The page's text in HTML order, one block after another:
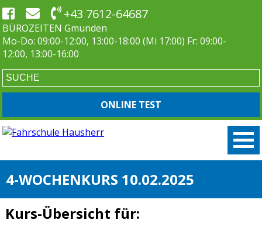
+43 7612-64687
BÜROZEITEN Gmunden
Mo-Do: 09:00-12:00, 13:00-18:00 (Mi 17:00) Fr: 09:00-
12:00, 13:00-16:00
ONLINE TEST
4-WOCHENKURS 10.02.2025
Kurs-Übersicht für: